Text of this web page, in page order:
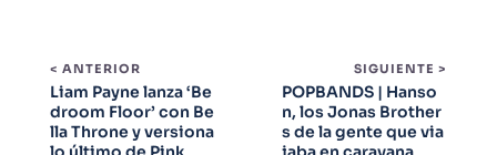
< ANTERIOR
Liam Payne lanza ‘Be
droom Floor’ con Be
lla Throne y versiona
SIGUIENTE >
POPBANDS | Hanso
n, los Jonas Brother
s de la gente que via